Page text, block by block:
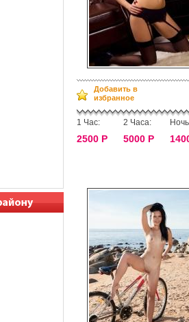
Добавить в
избранное
1 Час:
2500 Р
2 Часа:
5000 Р